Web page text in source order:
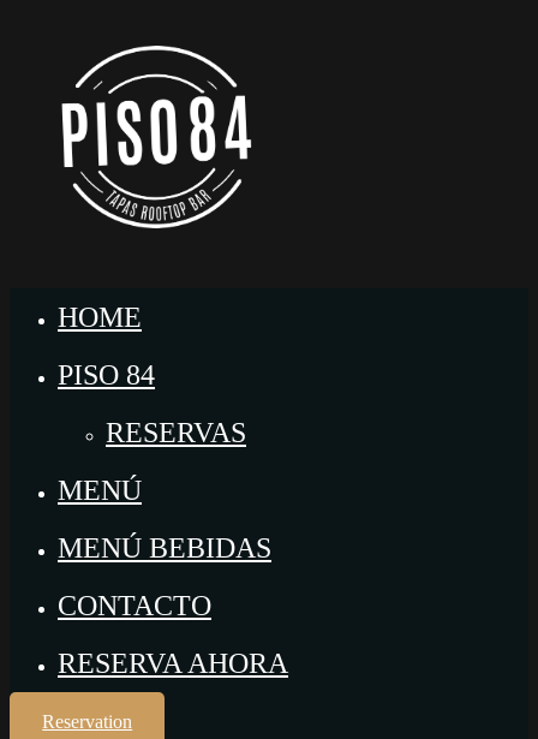
HOME
PISO 84
RESERVAS
MENÚ
MENÚ BEBIDAS
CONTACTO
RESERVA AHORA
Reservation